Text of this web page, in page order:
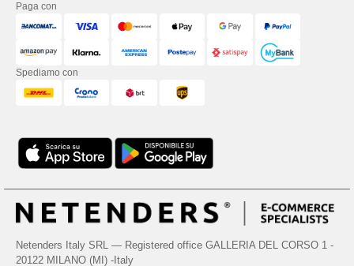
Paga con
Spediamo con
Netenders Italy SRL — Registered office GALLERIA DEL CORSO 1 -
20122 MILANO (MI) -Italy